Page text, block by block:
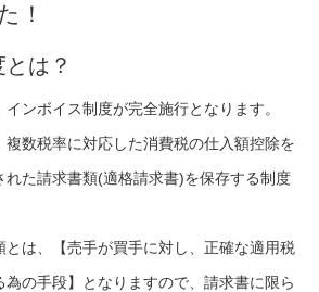
！
は？
ンボイス制度が完全施行となります。
複数税率に対応した消費税の仕入額控除を
れた請求書類(適格請求書)を保存する制度
は、【売手が買手に対し、正確な適用税
の手段】となりますので、請求書に限ら